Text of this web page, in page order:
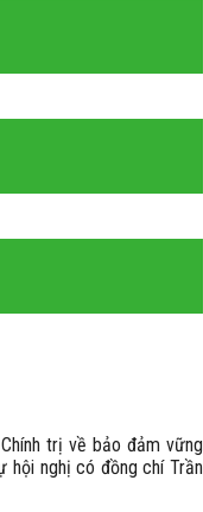
trị về bảo đảm vững
hội nghị có đồng chí Trần